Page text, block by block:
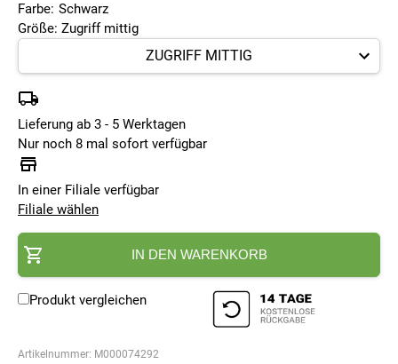
Farbe: Schwarz
Größe: Zugriff mittig
Lieferung ab 3 - 5 Werktagen
Nur noch 8 mal sofort verfügbar
In einer Filiale verfügbar
Filiale wählen
IN DEN WARENKORB
Produkt vergleichen
Artikelnummer: M000074292